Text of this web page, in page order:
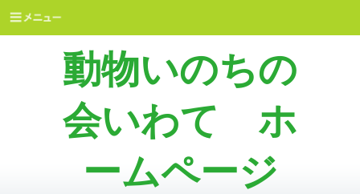
動物いのちの
会いわて ホ
ームページ